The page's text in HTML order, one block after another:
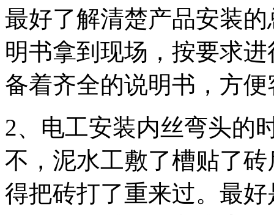
最好了解清楚产品安装
明书拿到现场，按要求
备着齐全的说明书，方
2、电工安装内丝弯头的
不，泥水工敷了槽贴了
得把砖打了重来过。最